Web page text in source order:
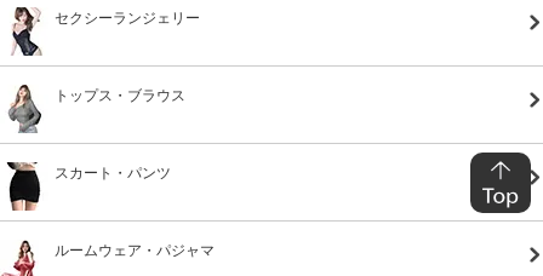
セクシーランジェリー
トップス・ブラウス
スカート・パンツ
ルームウェア・パジャマ